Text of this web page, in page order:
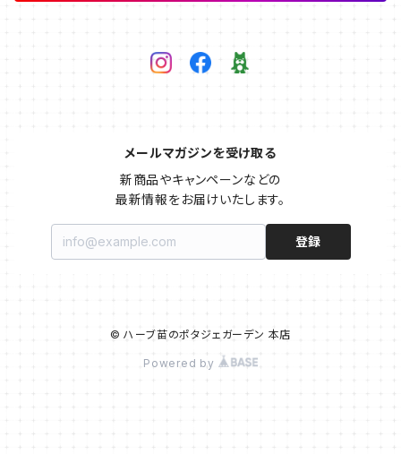
メールマガジンを受け取る
新商品やキャンペーンなどの
最新情報をお届けいたします。
登録
© ハーブ苗のポタジェガーデン 本店
Powered by